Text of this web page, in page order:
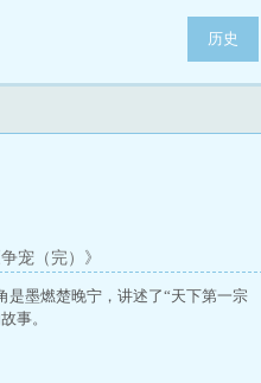
历史
宠（完）》
是墨燃楚晚宁，讲述了“天下第一宗
事。